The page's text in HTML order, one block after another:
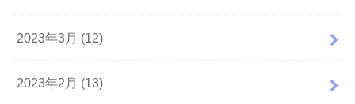
2023年3月 (12)
2023年2月 (13)